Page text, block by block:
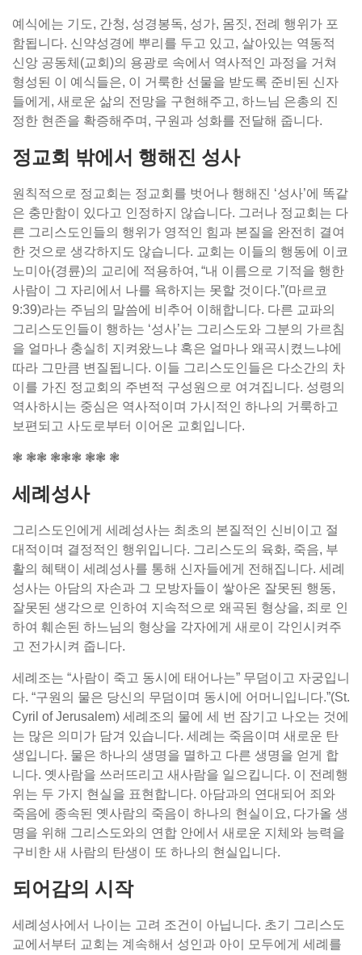
예식에는 기도, 간청, 성경봉독, 성가, 몸짓, 전례 행위가 포
함됩니다. 신약성경에 뿌리를 두고 있고, 살아있는 역동적
신앙 공동체(교회)의 용광로 속에서 역사적인 과정을 거쳐
형성된 이 예식들은, 이 거룩한 선물을 받도록 준비된 신자
들에게, 새로운 삶의 전망을 구현해주고, 하느님 은총의 진
정한 현존을 확증해주며, 구원과 성화를 전달해 줍니다.
정교회 밖에서 행해진 성사
원칙적으로 정교회는 정교회를 벗어나 행해진 ‘성사’에 똑같
은 충만함이 있다고 인정하지 않습니다. 그러나 정교회는 다
른 그리스도인들의 행위가 영적인 힘과 본질을 완전히 결여
한 것으로 생각하지도 않습니다. 교회는 이들의 행동에 이코
노미아(경륜)의 교리에 적용하여, “내 이름으로 기적을 행한
사람이 그 자리에서 나를 욕하지는 못할 것이다.”(마르코
9:39)라는 주님의 말씀에 비추어 이해합니다. 다른 교파의
그리스도인들이 행하는 ‘성사’는 그리스도와 그분의 가르침
을 얼마나 충실히 지켜왔느냐 혹은 얼마나 왜곡시켰느냐에
따라 그만큼 변질됩니다. 이들 그리스도인들은 다소간의 차
이를 가진 정교회의 주변적 구성원으로 여겨집니다. 성령의
역사하시는 중심은 역사적이며 가시적인 하나의 거룩하고
보편되고 사도로부터 이어온 교회입니다.
❃ ❃❃ ❃❃❃ ❃❃ ❃
세례성사
그리스도인에게 세례성사는 최초의 본질적인 신비이고 절
대적이며 결정적인 행위입니다. 그리스도의 육화, 죽음, 부
활의 혜택이 세례성사를 통해 신자들에게 전해집니다. 세례
성사는 아담의 자손과 그 모방자들이 쌓아온 잘못된 행동,
잘못된 생각으로 인하여 지속적으로 왜곡된 형상을, 죄로 인
하여 훼손된 하느님의 형상을 각자에게 새로이 각인시켜주
고 전가시켜 줍니다.
세례조는 “사람이 죽고 동시에 태어나는” 무덤이고 자궁입니
다. “구원의 물은 당신의 무덤이며 동시에 어머니입니다.”(St.
Cyril of Jerusalem) 세례조의 물에 세 번 잠기고 나오는 것에
는 많은 의미가 담겨 있습니다. 세례는 죽음이며 새로운 탄
생입니다. 물은 하나의 생명을 멸하고 다른 생명을 얻게 합
니다. 옛사람을 쓰러뜨리고 새사람을 일으킵니다. 이 전례행
위는 두 가지 현실을 표현합니다. 아담과의 연대되어 죄와
죽음에 종속된 옛사람의 죽음이 하나의 현실이요, 다가올 생
명을 위해 그리스도와의 연합 안에서 새로운 지체와 능력을
구비한 새 사람의 탄생이 또 하나의 현실입니다.
되어감의 시작
세례성사에서 나이는 고려 조건이 아닙니다. 초기 그리스도
교에서부터 교회는 계속해서 성인과 아이 모두에게 세례를